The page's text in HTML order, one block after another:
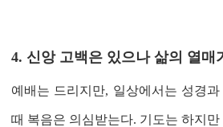
4. 신앙 고백은 있으나 삶의 열매
예배는 드리지만, 일상에서는 성경
때 복음은 의심받는다. 기도는 하지